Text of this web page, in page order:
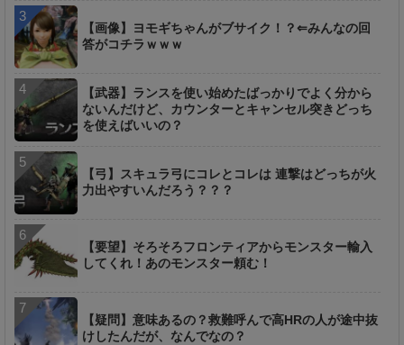
【画像】ヨモギちゃんがブサイク！？⇐みんなの回
答がコチラｗｗｗ
【武器】ランスを使い始めたばっかりでよく分から
ないんだけど、カウンターとキャンセル突きどっち
を使えばいいの？
【弓】スキュラ弓にコレとコレは 連撃はどっちが火
力出やすいんだろう？？？
【要望】そろそろフロンティアからモンスター輸入
してくれ！あのモンスター頼む！
【疑問】意味あるの？救難呼んで高HRの人が途中抜
けしたんだが、なんでなの？